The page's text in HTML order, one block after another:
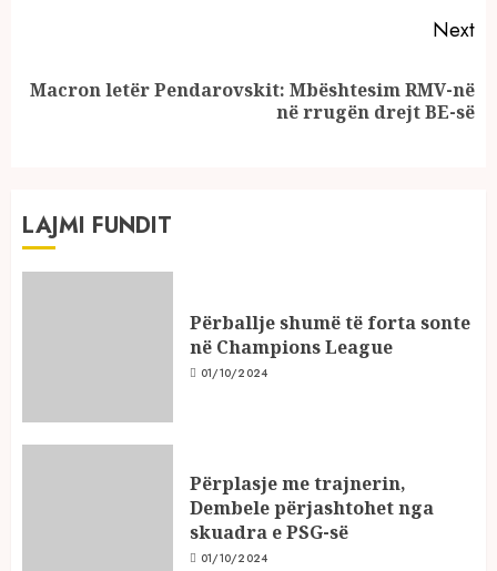
Next
Next
Macron letër Pendarovskit: Mbështesim RMV-në
në rrugën drejt BE-së
LAJMI FUNDIT
Përballje shumë të forta sonte
në Champions League
01/10/2024
Përplasje me trajnerin,
Dembele përjashtohet nga
skuadra e PSG-së
01/10/2024